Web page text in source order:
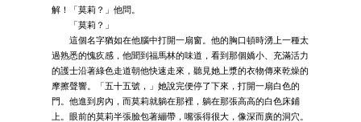
解！「莫莉？」他問。
「莫莉？」
這個名字猶如在他腦中打開一扇窗。他的胸口頓時湧上一種太
過熟悉的愧疚感，他聞到福馬林的味道，看到那個嬌小、充滿活力
的護士沿著綠色走道朝他快速走來，聽見她上漿的衣物傳來乾燥的
摩擦聲響。「五十五號，」她說完便停了下來，打開一扇白色的
門。他進到房內，而莫莉就躺在那裡，躺在那張高高的白色床鋪
上。眼前的莫莉半張臉包著繃帶，嘴張得很大，像深而廣的洞穴。